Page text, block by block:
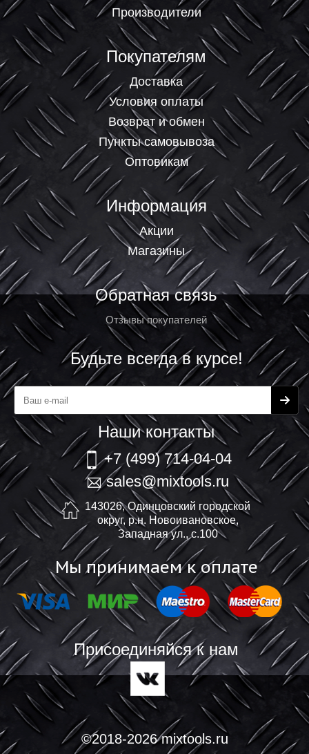
Производители
Покупателям
Доставка
Условия оплаты
Возврат и обмен
Пункты самовывоза
Оптовикам
Информация
Акции
Магазины
Обратная связь
Отзывы покупателей
Будьте всегда в курсе!
Наши контакты
+7 (499) 714-04-04
sales@mixtools.ru
143026, Одинцовский городской
округ, р.н. Новоивановское,
Западная ул., с.100
Мы принимаем к оплате
Присоединяйся к нам
©2018-2026 mixtools.ru